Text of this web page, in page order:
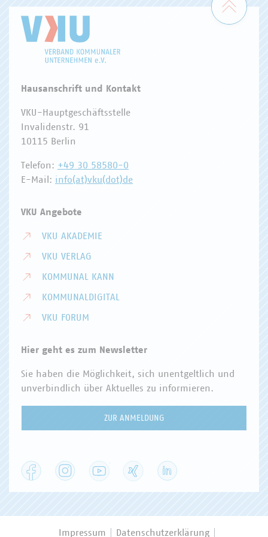
Hausanschrift und Kontakt
VKU-Hauptgeschäftsstelle
Invalidenstr. 91
10115 Berlin
Telefon: +49 30 58580-0
E-Mail: info(at)vku(dot)de
VKU Angebote
VKU AKADEMIE
VKU VERLAG
KOMMUNAL KANN
KOMMUNALDIGITAL
VKU FORUM
Hier geht es zum Newsletter
Sie haben die Möglichkeit, sich unentgeltlich und
unverbindlich über Aktuelles zu informieren.
ZUR ANMELDUNG
Facebook Instagram YouTube
Impressum Datenschutzerklärung